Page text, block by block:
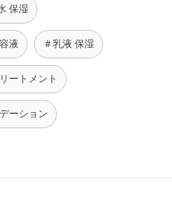
保湿
液 ＃乳液 保湿
ートメント
ーション